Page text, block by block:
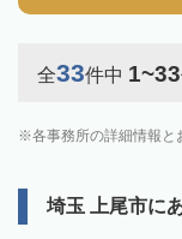
全33件中 1~33
各事務所の詳細情報と
埼玉 上尾市に